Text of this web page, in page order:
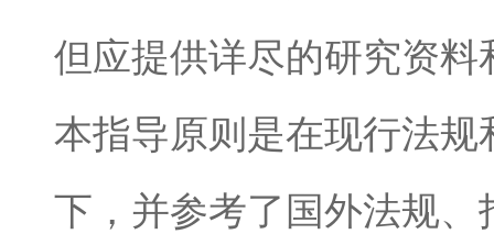
但应提供详尽的研究资料
本指导原则是在现行法
下，并参考了国外法规